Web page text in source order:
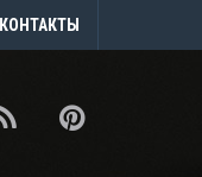
КОНТАКТЫ